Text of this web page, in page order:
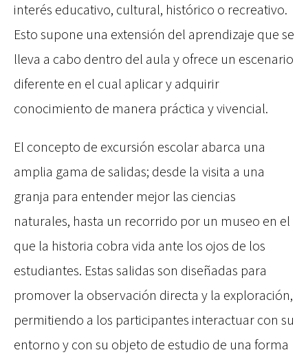
interés educativo, cultural, histórico o recreativo.
Esto supone una extensión del aprendizaje que se
lleva a cabo dentro del aula y ofrece un escenario
diferente en el cual aplicar y adquirir
conocimiento de manera práctica y vivencial.
El concepto de excursión escolar abarca una
amplia gama de salidas; desde la visita a una
granja para entender mejor las ciencias
naturales, hasta un recorrido por un museo en el
que la historia cobra vida ante los ojos de los
estudiantes. Estas salidas son diseñadas para
promover la observación directa y la exploración,
permitiendo a los participantes interactuar con su
entorno y con su objeto de estudio de una forma